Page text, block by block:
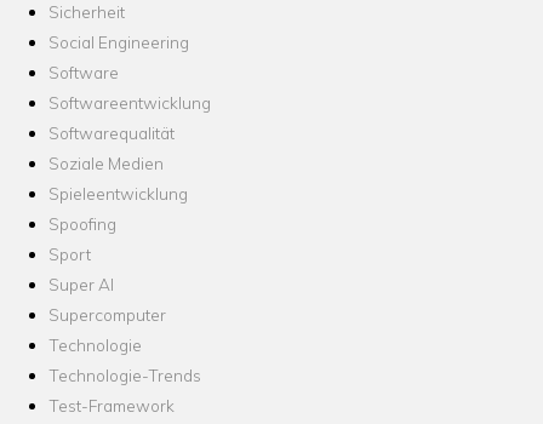
Sicherheit
Social Engineering
Software
Softwareentwicklung
Softwarequalität
Soziale Medien
Spieleentwicklung
Spoofing
Sport
Super AI
Supercomputer
Technologie
Technologie-Trends
Test-Framework